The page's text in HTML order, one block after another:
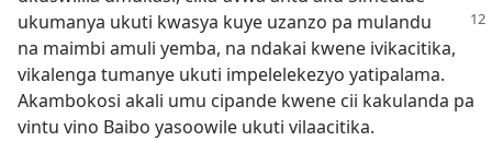
ukumanya ukuti kwasya kuye uzanzo pa mulandu
na maimbi amuli yemba, na ndakai kwene ivikacitika,
vikalenga tumanye ukuti impelelekezyo yatipalama.
Akambokosi akali umu cipande kwene cii kakulanda pa
vintu vino Baibo yasoowile ukuti vilaacitika.